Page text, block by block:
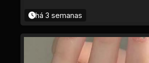
há 3 semanas